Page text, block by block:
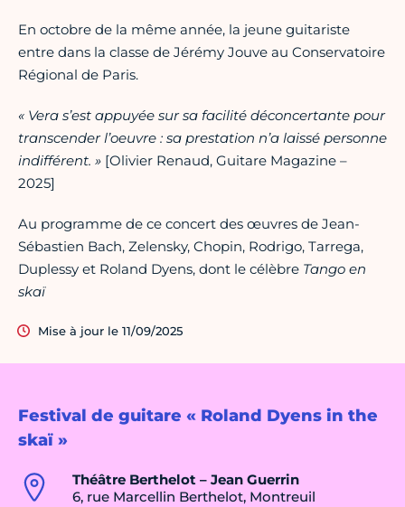
Festival de guitare « Roland Dyens in the
skaï »
Théâtre Berthelot – Jean Guerrin
6, rue Marcellin Berthelot, Montreuil
En octobre de la même année, la jeune guitariste
entre dans la classe de Jérémy Jouve au Conservatoire
Régional de Paris.
« Vera s’est appuyée sur sa facilité déconcertante pour
transcender l’oeuvre : sa prestation n’a laissé personne
indifférent. » [Olivier Renaud, Guitare Magazine –
2025]
Au programme de ce concert des œuvres de Jean-
Sébastien Bach, Zelensky, Chopin, Rodrigo, Tarrega,
Duplessy et Roland Dyens, dont le célèbre Tango en
skaï
Mise à jour le 11/09/2025